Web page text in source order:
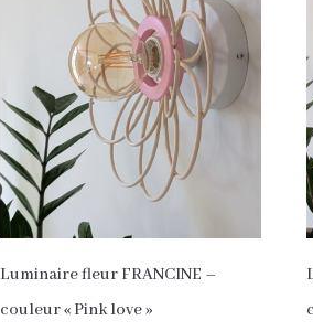
Luminaire fleur FRANCINE –
couleur « Pink love »